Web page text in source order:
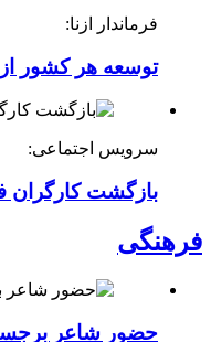
فرماندار ازنا:
توسعه هر کشور
سرویس اجتماعی:
بازگشت کارگران
فرهنگی
حضور شاعر